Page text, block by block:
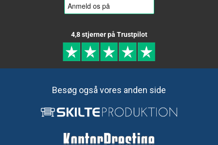
4,8 stjerner på Trustpilot
Besøg også vores anden side